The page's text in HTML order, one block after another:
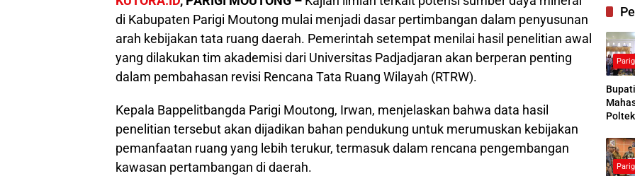
di Kabupaten Parigi Moutong mulai menjadi dasar pertimbangan dalam penyusunan
arah kebijakan tata ruang daerah. Pemerintah setempat menilai hasil penelitian awal
yang dilakukan tim akademisi dari Universitas Padjadjaran akan berperan penting
dalam pembahasan revisi Rencana Tata Ruang Wilayah (RTRW).
Kepala Bappelitbangda Parigi Moutong, Irwan, menjelaskan bahwa data hasil
penelitian tersebut akan dijadikan bahan pendukung untuk merumuskan kebijakan
pemanfaatan ruang yang lebih terukur, termasuk dalam rencana pengembangan
kawasan pertambangan di daerah.